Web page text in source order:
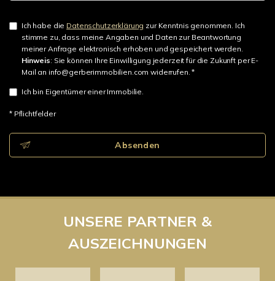
Ich habe die Datenschutzerklärung zur Kenntnis genommen. Ich
stimme zu, dass meine Angaben und Daten zur Beantwortung
meiner Anfrage elektronisch erhoben und gespeichert werden.
Hinweis: Sie können Ihre Einwilligung jederzeit für die Zukunft per E-
Mail an info@gerberimmobilien.com widerrufen. *
Ich bin Eigentümer einer Immobilie.
* Pflichtfelder
Absenden
UNSERE PARTNER &
AUSZEICHNUNGEN